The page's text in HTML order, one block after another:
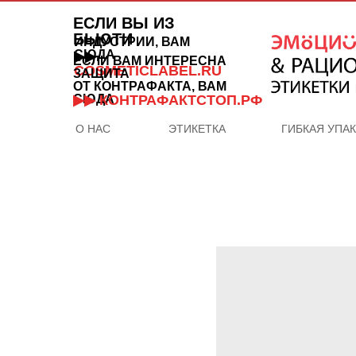
О НАС ЭТИКЕТКА ГИБКАЯ
ИНДУСТРИИ, ВАМ
СЮДА
ЕСЛИ ВЫ ИЗ
БЬЮТИ
▶▶
COSMETICLABEL.RU
ЕСЛИ ВАМ ИНТЕРЕСНА
ЗАЩИТА
ОТ КОНТРАФАКТА, ВАМ
СЮДА
▶▶ КОНТРАФАКТСТОП.РФ